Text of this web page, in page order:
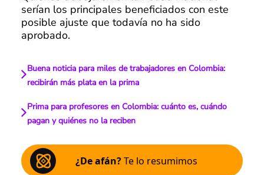
serían los principales beneficiados con este
posible ajuste que todavía no ha sido
aprobado.
Buena noticia para miles de trabajadores en Colombia:
recibirán más plata en la prima
Prima para profesores en Colombia: cuánto es, cuándo
pagan y quiénes no la reciben
¿De afán?Te lo resumimos